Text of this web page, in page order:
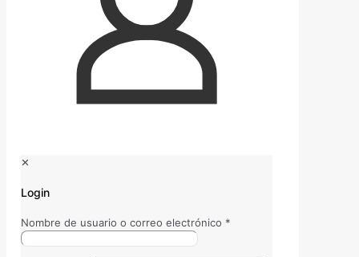
✕
Login
Nombre de usuario o correo electrónico *